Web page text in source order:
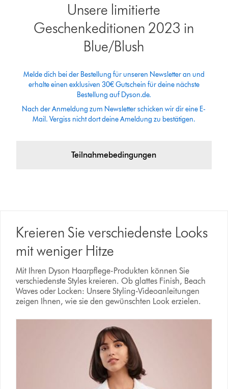
Unsere limitierte
Geschenkeditionen 2023 in
Blue/Blush
Melde dich bei der Bestellung für unseren Newsletter an und
erhalte einen exklusiven 30€ Gutschein für deine nächste
Bestellung auf Dyson.de.
Nach der Anmeldung zum Newsletter schicken wir dir eine E-
Mail. Vergiss nicht dort deine Ameldung zu bestätigen.
Teilnahmebedingungen
Kreieren Sie verschiedenste Looks
mit weniger Hitze
Mit Ihren Dyson Haarpflege-Produkten können Sie
verschiedenste Styles kreieren. Ob glattes Finish, Beach
Waves oder Locken: Unsere Styling-Videoanleitungen
zeigen Ihnen, wie sie den gewünschten Look erzielen.